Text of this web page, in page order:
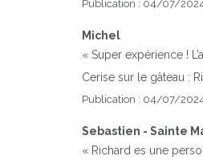
Publication : 04/07/
Michel
« Super expérience !
Cerise sur le gâteau :
Publication : 04/07/
Sebastien - Sainte
« Richard es une